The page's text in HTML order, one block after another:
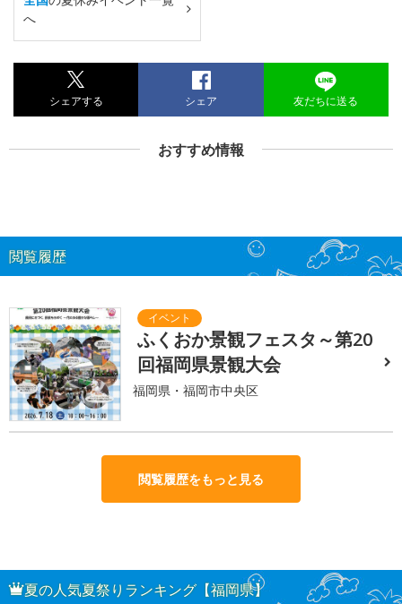
へ
シェアする シェア 友だちに送る
おすすめ情報
閲覧履歴
ふくおか景観フェスタ～第20
回福岡県景観大会
福岡県・福岡市中央区
閲覧履歴をもっと見る
夏の人気夏祭りランキング【福岡県】